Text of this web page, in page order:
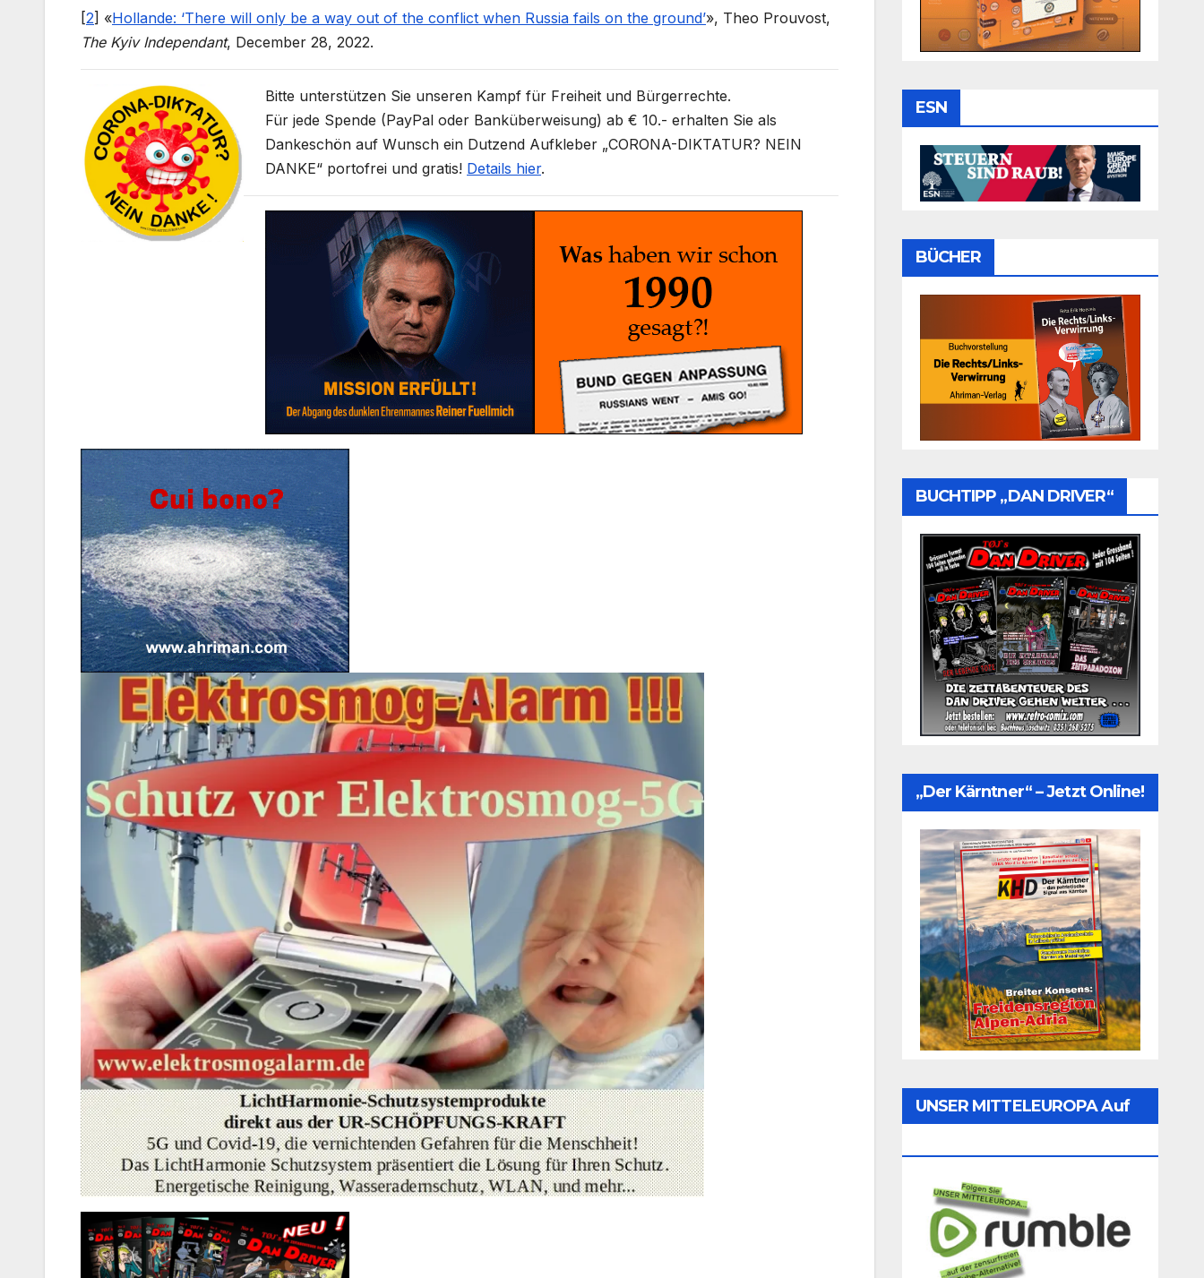
[2] «Hollande: ‘There will only be a way out of the conflict when Russia fails on the ground’», Theo Prouvost,
The Kyiv Independant, December 28, 2022.
Bitte unterstützen Sie unseren Kampf für Freiheit und Bürgerrechte.
Für jede Spende (PayPal oder Banküberweisung) ab € 10.- erhalten Sie als
Dankeschön auf Wunsch ein Dutzend Aufkleber „CORONA-DIKTATUR? NEIN
DANKE“ portofrei und gratis! Details hier.
ESN
BÜCHER
BUCHTIPP „DAN DRIVER“
„Der Kärntner“ – Jetzt Online!
UNSER MITTELEUROPA Auf